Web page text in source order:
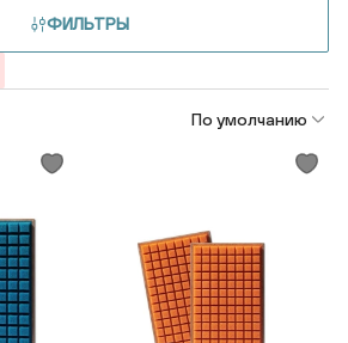
ФИЛЬТРЫ
По умолчанию